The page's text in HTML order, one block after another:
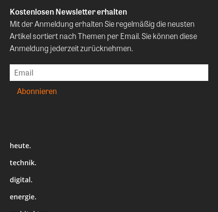
Kostenlosen Newsletter erhalten
Mit der Anmeldung erhalten Sie regelmäßig die neusten
Artikel sortiert nach Themen per Email. Sie können diese
Anmeldung jederzeit zurücknehmen.
heute.
technik.
digital.
energie.